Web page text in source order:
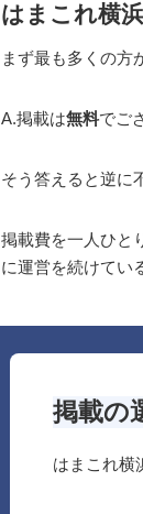
はまこれ横
まず最も多くの方
A.掲載は無料でご
そう答えると逆に
掲載費を一人ひと
に運営を続けてい
掲載の
はまこれ横